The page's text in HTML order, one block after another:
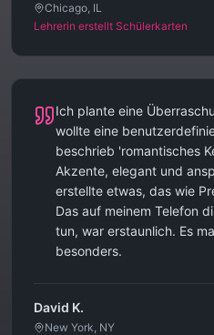
Chicago, IL
Lehrerin erstellt Schülerkarten
Ich plante eine
wollte eine
beschrieb 'romantisches
Akzente, elegant und
erstellte etwas, das wie
Das auf meinem Telefon
tun, war erstaunlich. Es
besonders.
David K.
New York, NY